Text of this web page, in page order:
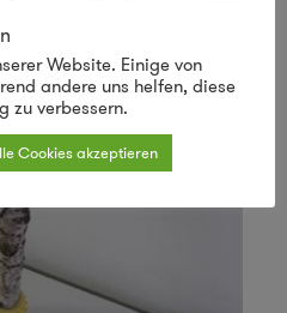
Website. Einige von
andere uns helfen, diese
zu verbessern.
Cookies akzeptieren